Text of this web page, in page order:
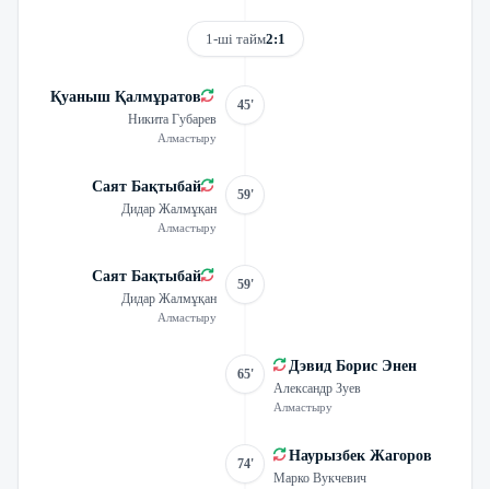
1-ші тайм2:1
Қуаныш Қалмұратов
Никита Губарев
Алмастыру
45'
Саят Бақтыбай
Дидар Жалмұқан
Алмастыру
59'
Саят Бақтыбай
Дидар Жалмұқан
Алмастыру
59'
65' Дэвид Борис Энен
Александр Зуев
Алмастыру
74' Наурызбек Жагоров
Марко Вукчевич